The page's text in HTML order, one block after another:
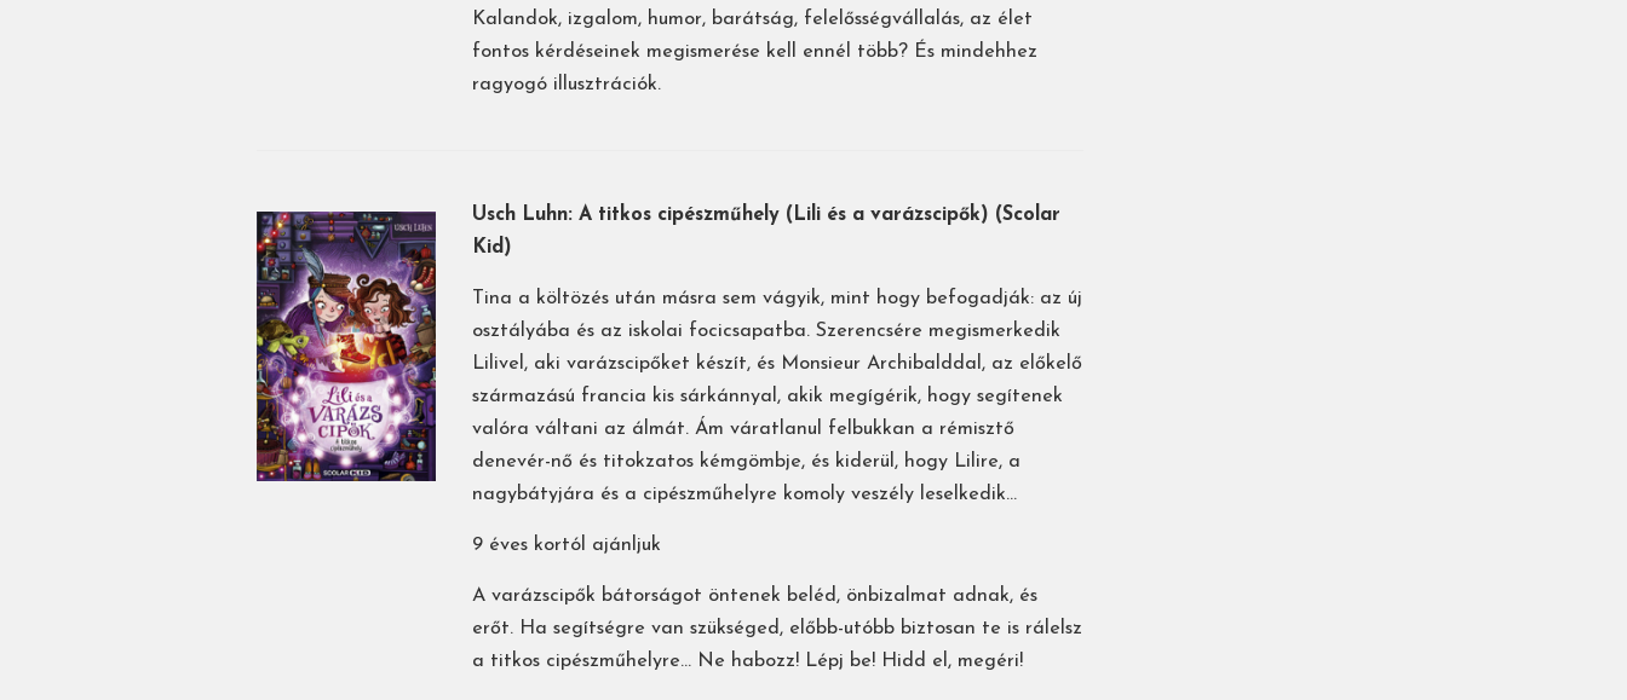
Kalandok, izgalom, humor, barátság, felelősségvállalás, az élet
fontos kérdéseinek megismerése kell ennél több? És mindehhez
ragyogó illusztrációk.
Usch Luhn: A titkos cipészműhely (Lili és a varázscipők) (Scolar
Kid)
Tina a költözés után másra sem vágyik, mint hogy befogadják: az új
osztályába és az iskolai focicsapatba. Szerencsére megismerkedik
Lilivel, aki varázscipőket készít, és Monsieur Archibalddal, az előkelő
származású francia kis sárkánnyal, akik megígérik, hogy segítenek
valóra váltani az álmát. Ám váratlanul felbukkan a rémisztő
denevér-nő és titokzatos kémgömbje, és kiderül, hogy Lilire, a
nagybátyjára és a cipészműhelyre komoly veszély leselkedik…
9 éves kortól ajánljuk
A varázscipők bátorságot öntenek beléd, önbizalmat adnak, és
erőt. Ha segítségre van szükséged, előbb-utóbb biztosan te is rálelsz
a titkos cipészműhelyre… Ne habozz! Lépj be! Hidd el, megéri!